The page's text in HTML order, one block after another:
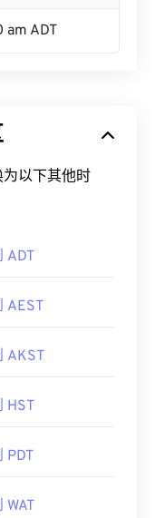
am ADT
以下其他时
ADT
AEST
AKST
HST
PDT
WAT